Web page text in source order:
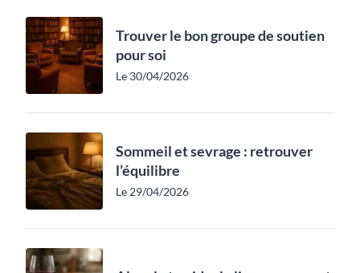
Trouver le bon groupe de soutien
pour soi
Le 30/04/2026
Sommeil et sevrage : retrouver
l’équilibre
Le 29/04/2026